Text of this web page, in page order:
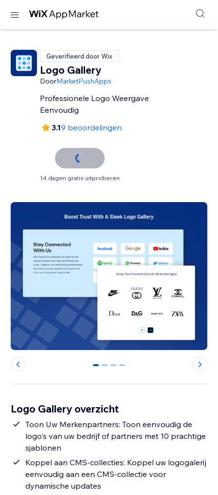
Geverifieerd door Wix
Logo Gallery
DoorMarketPushApps
Professionele Logo Weergave
Eenvoudig
3.19 beoordelingen
14 dagen gratis uitproberen
0 1 2 3
Logo Gallery overzicht
Toon Uw Merkenpartners: Toon eenvoudig de
logo's van uw bedrijf of partners met 10 prachtige
sjablonen
Koppel aan CMS-collecties: Koppel uw logogalerij
eenvoudig aan een CMS-collectie voor
dynamische updates